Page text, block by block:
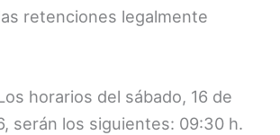
retenciones legalmente
horarios del sábado, 16 de
serán los siguientes: 09:30 h.